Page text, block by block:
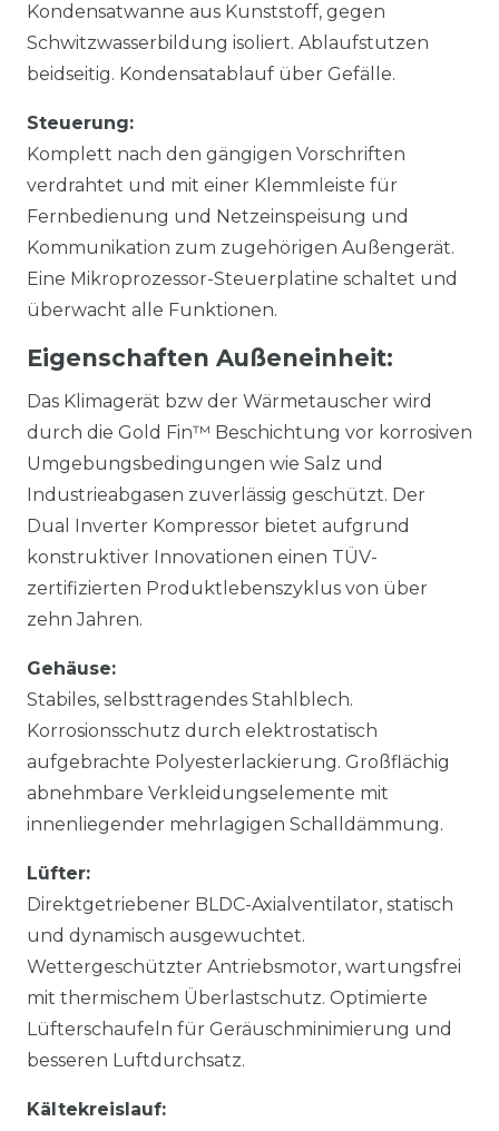
Kondensatwanne aus Kunststoff, gegen
Schwitzwasserbildung isoliert. Ablaufstutzen
beidseitig. Kondensatablauf über Gefälle.
Steuerung:
Komplett nach den gängigen Vorschriften
verdrahtet und mit einer Klemmleiste für
Fernbedienung und Netzeinspeisung und
Kommunikation zum zugehörigen Außengerät.
Eine Mikroprozessor-Steuerplatine schaltet und
überwacht alle Funktionen.
Eigenschaften Außeneinheit:
Das Klimagerät bzw der Wärmetauscher wird
durch die Gold Fin™ Beschichtung vor korrosiven
Umgebungsbedingungen wie Salz und
Industrieabgasen zuverlässig geschützt. Der
Dual Inverter Kompressor bietet aufgrund
konstruktiver Innovationen einen TÜV-
zertifizierten Produktlebenszyklus von über
zehn Jahren.
Gehäuse:
Stabiles, selbsttragendes Stahlblech.
Korrosionsschutz durch elektrostatisch
aufgebrachte Polyesterlackierung. Großflächig
abnehmbare Verkleidungselemente mit
innenliegender mehrlagigen Schalldämmung.
Lüfter:
Direktgetriebener BLDC-Axialventilator, statisch
und dynamisch ausgewuchtet.
Wettergeschützter Antriebsmotor, wartungsfrei
mit thermischem Überlastschutz. Optimierte
Lüfterschaufeln für Geräuschminimierung und
besseren Luftdurchsatz.
Kältekreislauf: